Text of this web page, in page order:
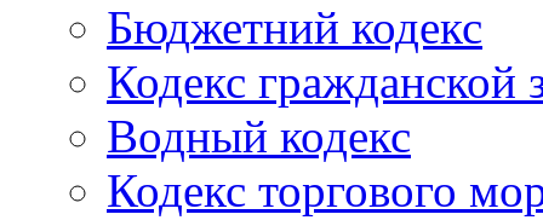
Бюджетний кодекс
Кодекс гражданской
Водный кодекс
Кодекс торгового